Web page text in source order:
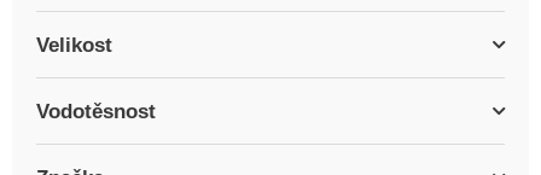
Velikost
Vodotěsnost